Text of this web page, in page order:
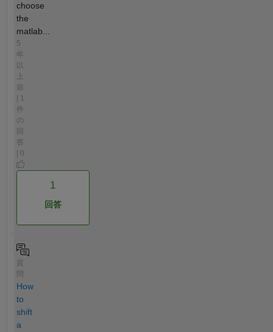
choose
the
matlab...
5
年
以
前
| 1
件
の
回
答
| 0
1
回答
質
How
to
shift
a